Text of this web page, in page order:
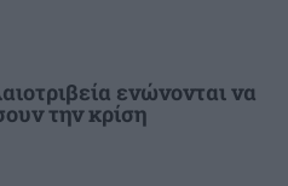
ενώνονται να
την κρίση